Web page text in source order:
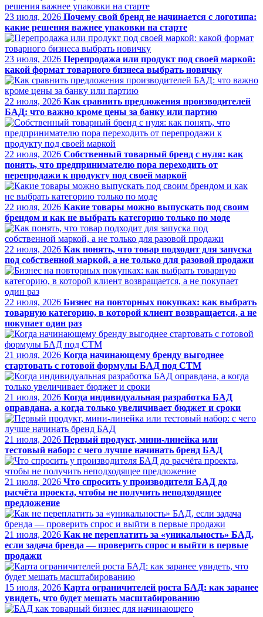
23 июля, 2026 Почему свой бренд не начинается с логотипа:
какие решения важнее упаковки на старте
23 июля, 2026 Перепродажа или продукт под своей маркой:
какой формат товарного бизнеса выбрать новичку
22 июля, 2026 Как сравнить предложения производителей
БАД: что важно кроме цены за банку или партию
22 июля, 2026 Собственный товарный бренд с нуля: как
понять, что предпринимателю пора переходить от
перепродажи к продукту под своей маркой
22 июля, 2026 Какие товары можно выпускать под своим
брендом и как не выбрать категорию только по моде
22 июля, 2026 Как понять, что товар подходит для запуска
под собственной маркой, а не только для разовой продажи
22 июля, 2026 Бизнес на повторных покупках: как выбрать
товарную категорию, в которой клиент возвращается, а не
покупает один раз
21 июля, 2026 Когда начинающему бренду выгоднее
стартовать с готовой формулы БАД под СТМ
21 июля, 2026 Когда индивидуальная разработка БАД
оправдана, а когда только увеличивает бюджет и сроки
21 июля, 2026 Первый продукт, мини-линейка или
тестовый набор: с чего лучше начинать бренд БАД
21 июля, 2026 Что спросить у производителя БАД до
расчёта проекта, чтобы не получить неподходящее
предложение
21 июля, 2026 Как не переплатить за «уникальность» БАД,
если задача бренда — проверить спрос и выйти в первые
продажи
15 июля, 2026 Карта ограничителей роста БАД: как заранее
увидеть, что будет мешать масштабированию